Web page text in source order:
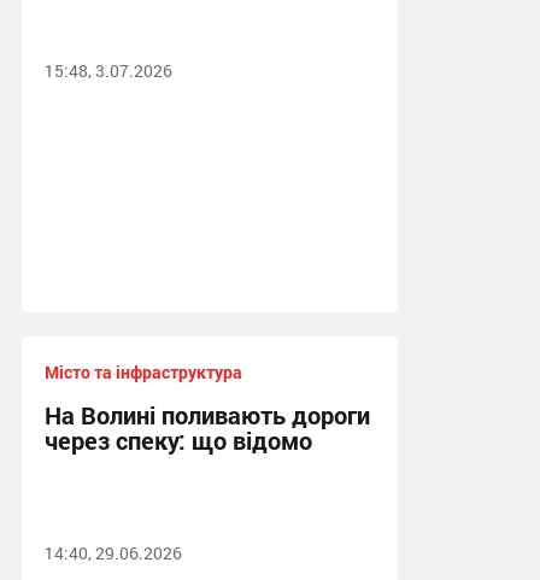
15:48, 3.07.2026
Місто та інфраструктура
На Волині поливають дороги
через спеку: що відомо
14:40, 29.06.2026